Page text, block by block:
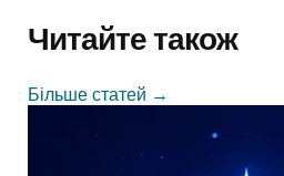
Читайте також
Більше статей →